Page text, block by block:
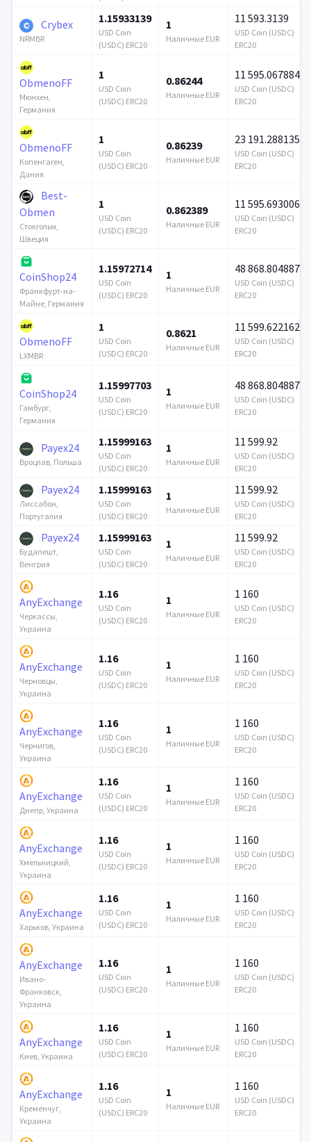
Crybex
NRMBR
1.15933139
USD Coin
(USDC) ERC20
1
Наличные EUR
11 593.3139
USD Coin (USDC)
ERC20
ObmenoFF
Мюнхен,
Германия
1
USD Coin
(USDC) ERC20
0.86244
Наличные EUR
11 595.067884
USD Coin (USDC)
ERC20
ObmenoFF
Копенгаген,
Дания
1
USD Coin
(USDC) ERC20
0.86239
Наличные EUR
23 191.288135
USD Coin (USDC)
ERC20
Best-
Obmen
Стокгольм,
Швеция
1
USD Coin
(USDC) ERC20
0.862389
Наличные EUR
11 595.693006
USD Coin (USDC)
ERC20
CoinShop24
Франкфурт-на-
Майне, Германия
1.15972714
USD Coin
(USDC) ERC20
1
Наличные EUR
48 868.804887
USD Coin (USDC)
ERC20
ObmenoFF
LXMBR
1
USD Coin
(USDC) ERC20
0.8621
Наличные EUR
11 599.622162
USD Coin (USDC)
ERC20
CoinShop24
Гамбург,
Германия
1.15997703
USD Coin
(USDC) ERC20
1
Наличные EUR
48 868.804887
USD Coin (USDC)
ERC20
Payex24
Вроцлав, Польша
1.15999163
USD Coin
(USDC) ERC20
1
Наличные EUR
11 599.92
USD Coin (USDC)
ERC20
Payex24
Лиссабон,
Португалия
1.15999163
USD Coin
(USDC) ERC20
1
Наличные EUR
11 599.92
USD Coin (USDC)
ERC20
Payex24
Будапешт,
Венгрия
1.15999163
USD Coin
(USDC) ERC20
1
Наличные EUR
11 599.92
USD Coin (USDC)
ERC20
AnyExchange
Черкассы,
Украина
1.16
USD Coin
(USDC) ERC20
1
Наличные EUR
1 160
USD Coin (USDC)
ERC20
AnyExchange
Черновцы,
Украина
1.16
USD Coin
(USDC) ERC20
1
Наличные EUR
1 160
USD Coin (USDC)
ERC20
AnyExchange
Чернигов,
Украина
1.16
USD Coin
(USDC) ERC20
1
Наличные EUR
1 160
USD Coin (USDC)
ERC20
AnyExchange
Днепр, Украина
1.16
USD Coin
(USDC) ERC20
1
Наличные EUR
1 160
USD Coin (USDC)
ERC20
AnyExchange
Хмельницкий,
Украина
1.16
USD Coin
(USDC) ERC20
1
Наличные EUR
1 160
USD Coin (USDC)
ERC20
AnyExchange
Харьков, Украина
1.16
USD Coin
(USDC) ERC20
1
Наличные EUR
1 160
USD Coin (USDC)
ERC20
AnyExchange
Ивано-
Франковск,
Украина
1.16
USD Coin
(USDC) ERC20
1
Наличные EUR
1 160
USD Coin (USDC)
ERC20
AnyExchange
Киев, Украина
1.16
USD Coin
(USDC) ERC20
1
Наличные EUR
1 160
USD Coin (USDC)
ERC20
AnyExchange
Кременчуг,
Украина
1.16
USD Coin
(USDC) ERC20
1
Наличные EUR
1 160
USD Coin (USDC)
ERC20